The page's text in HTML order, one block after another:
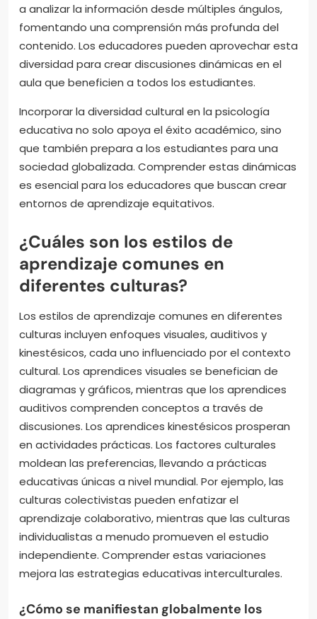
a analizar la información desde múltiples ángulos,
fomentando una comprensión más profunda del
contenido. Los educadores pueden aprovechar esta
diversidad para crear discusiones dinámicas en el
aula que beneficien a todos los estudiantes.
Incorporar la diversidad cultural en la psicología
educativa no solo apoya el éxito académico, sino
que también prepara a los estudiantes para una
sociedad globalizada. Comprender estas dinámicas
es esencial para los educadores que buscan crear
entornos de aprendizaje equitativos.
¿Cuáles son los estilos de
aprendizaje comunes en
diferentes culturas?
Los estilos de aprendizaje comunes en diferentes
culturas incluyen enfoques visuales, auditivos y
kinestésicos, cada uno influenciado por el contexto
cultural. Los aprendices visuales se benefician de
diagramas y gráficos, mientras que los aprendices
auditivos comprenden conceptos a través de
discusiones. Los aprendices kinestésicos prosperan
en actividades prácticas. Los factores culturales
moldean las preferencias, llevando a prácticas
educativas únicas a nivel mundial. Por ejemplo, las
culturas colectivistas pueden enfatizar el
aprendizaje colaborativo, mientras que las culturas
individualistas a menudo promueven el estudio
independiente. Comprender estas variaciones
mejora las estrategias educativas interculturales.
¿Cómo se manifiestan globalmente los